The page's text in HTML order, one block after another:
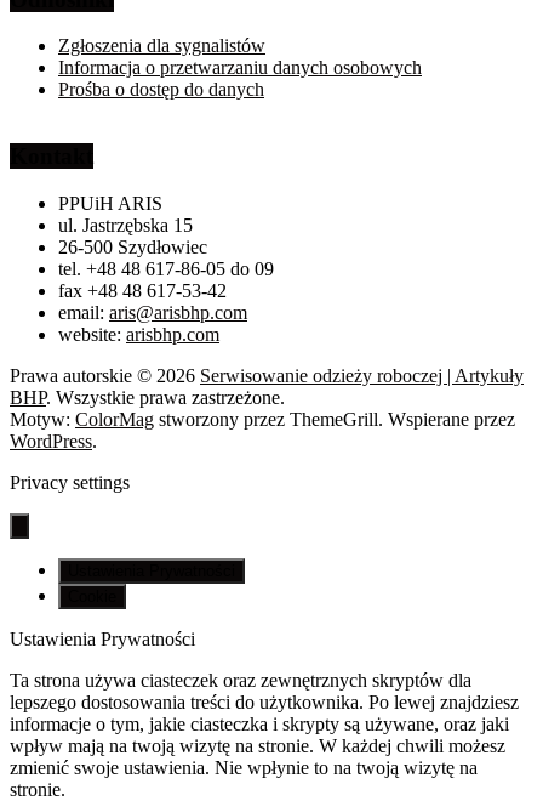
Zgłoszenia dla sygnalistów
Informacja o przetwarzaniu danych osobowych
Prośba o dostęp do danych
PPUiH ARIS
ul. Jastrzębska 15
26-500 Szydłowiec
tel. +48 48 617-86-05 do 09
fax +48 48 617-53-42
email: aris@arisbhp.com
website: arisbhp.com
Prawa autorskie © 2026 Serwisowanie odzieży roboczej | Artykuły
BHP. Wszystkie prawa zastrzeżone.
Motyw: ColorMag stworzony przez ThemeGrill. Wspierane przez
WordPress.
Privacy settings
Ustawienia Prywatności
Ta strona używa ciasteczek oraz zewnętrznych skryptów dla
lepszego dostosowania treści do użytkownika. Po lewej znajdziesz
informacje o tym, jakie ciasteczka i skrypty są używane, oraz jaki
wpływ mają na twoją wizytę na stronie. W każdej chwili możesz
zmienić swoje ustawienia. Nie wpłynie to na twoją wizytę na
stronie.